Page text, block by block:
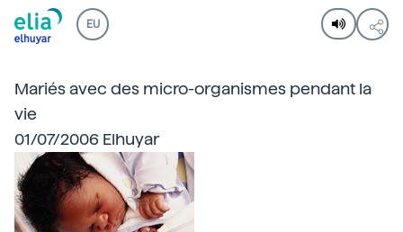
EU
Mariés avec des micro-organismes pendant la
vie
01/07/2006 Elhuyar